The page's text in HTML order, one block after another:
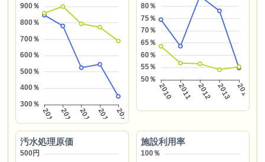
汚水処理原価 施設利用率